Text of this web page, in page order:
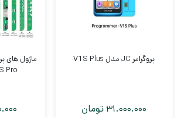
پروگرامر JC مدل V1S Plus
31.000.000 تومان
Pro